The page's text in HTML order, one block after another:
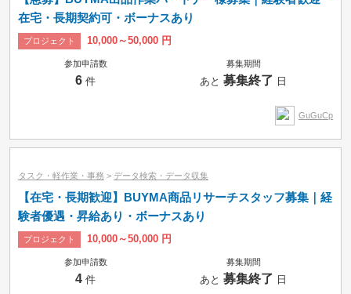
在宅・長期契約可・ボーナスあり
プロジェクト 10,000～50,000 円
参加申請数
6 件
募集期間
あと募集終了 日
GuGuCp
タスク・軽作業・事務 > データ検索・データ収集
【在宅・長期歓迎】BUYMA商品リサーチスタッフ募集｜経
験者優遇・昇給あり・ボーナスあり
プロジェクト 10,000～50,000 円
参加申請数
4 件
募集期間
あと募集終了 日